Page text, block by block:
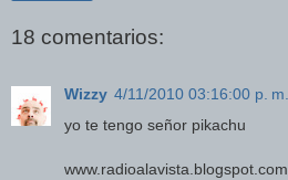
18 comentarios:
Wizzy 4/11/2010 03:16:00 p. m.
yo te tengo señor pikachu
www.radioalavista.blogspot.com